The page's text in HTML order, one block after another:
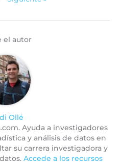
el autor
Ollé
Ayuda a investigadores
y análisis de datos en
su carrera investigadora y
Accede a los recursos